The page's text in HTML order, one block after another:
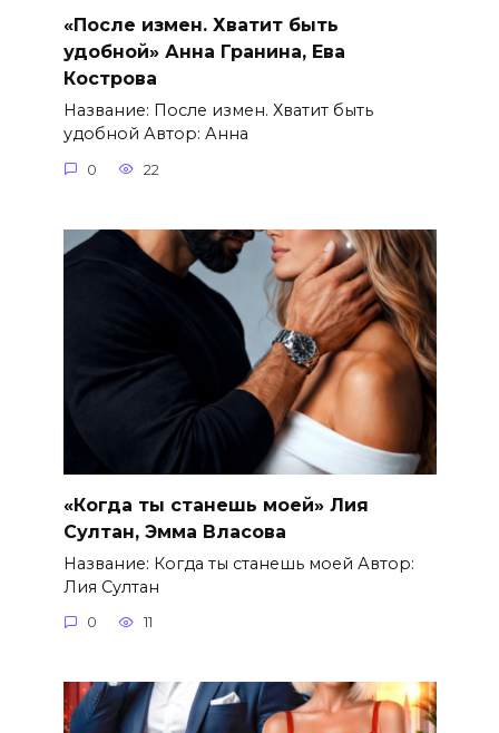
«После измен. Хватит быть
удобной» Анна Гранина, Ева
Кострова
Название: После измен. Хватит быть
удобной Автор: Анна
0 22
«Когда ты станешь моей» Лия
Султан, Эмма Власова
Название: Когда ты станешь моей Автор:
Лия Султан
0 11